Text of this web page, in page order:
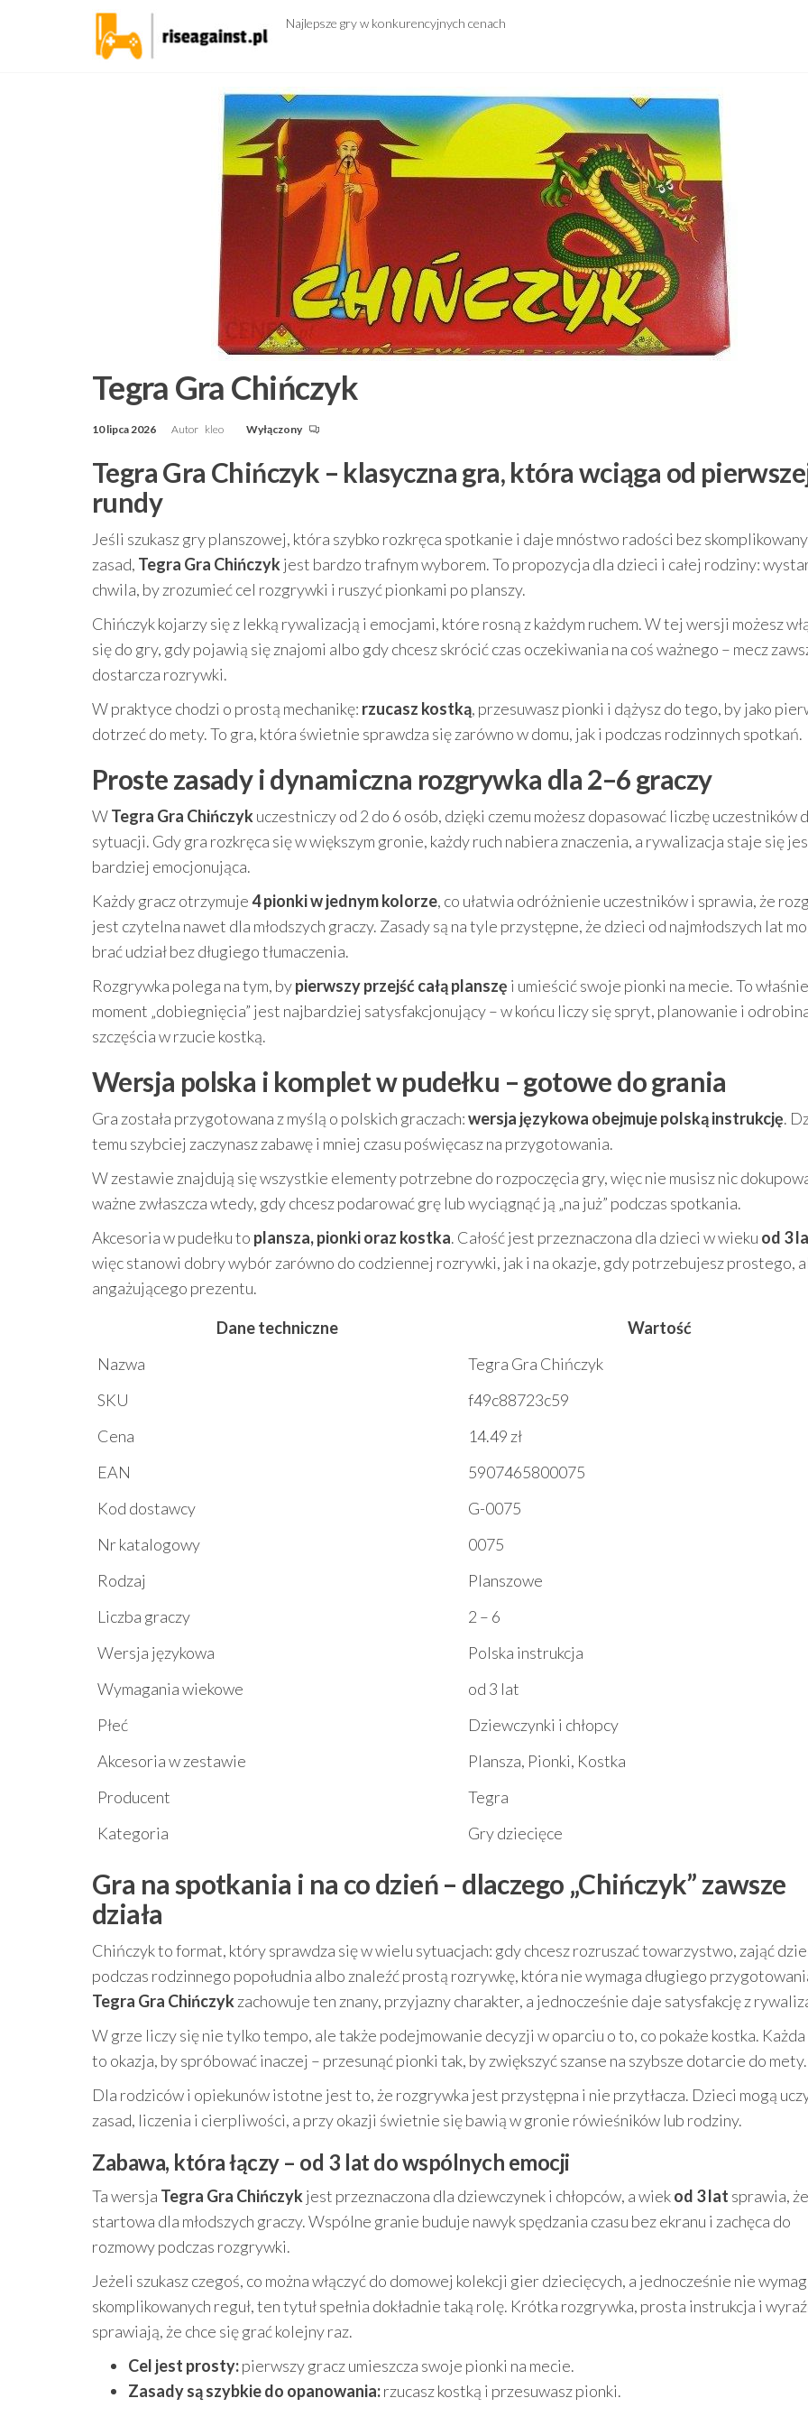
Najlepsze gry w konkurencyjnych cenach
Tegra Gra Chińczyk
10 lipca 2026 Autor kleo Wyłączony
Tegra Gra Chińczyk – klasyczna gra, która wciąga od
rundy
Jeśli szukasz gry planszowej, która szybko rozkręca spotkanie i daje mnóstwo radości bez
zasad, Tegra Gra Chińczykjest bardzo trafnym wyborem. To propozycja dla dzieci i całej rodziny:
chwila, by zrozumieć cel rozgrywki i ruszyć pionkami po planszy.
Chińczyk kojarzy się z lekką rywalizacją i emocjami, które rosną z każdym ruchem. W tej wersji możesz
się do gry, gdy pojawią się znajomi albo gdy chcesz skrócić czas oczekiwania na coś ważnego – mecz
dostarcza rozrywki.
W praktyce chodzi o prostą mechanikę: rzucasz kostką, przesuwasz pionki i dążysz do tego, by jako
dotrzeć do mety. To gra, która świetnie sprawdza się zarówno w domu, jak i podczas rodzinnych spotkań.
Proste zasady i dynamiczna rozgrywka dla 2–6 graczy
WTegra Gra Chińczykuczestniczy od 2 do 6 osób, dzięki czemu możesz dopasować liczbę uczestników
sytuacji. Gdy gra rozkręca się w większym gronie, każdy ruch nabiera znaczenia, a rywalizacja staje się
bardziej emocjonująca.
Każdy gracz otrzymuje4 pionki w jednym kolorze, co ułatwia odróżnienie uczestników i sprawia, że
jest czytelna nawet dla młodszych graczy. Zasady są na tyle przystępne, że dzieci od najmłodszych lat
brać udział bez długiego tłumaczenia.
Rozgrywka polega na tym, bypierwszy przejść całą planszę i umieścić swoje pionki na mecie. To właśnie
moment „dobiegnięcia” jest najbardziej satysfakcjonujący – w końcu liczy się spryt, planowanie i
szczęścia w rzucie kostką.
Wersja polska i komplet w pudełku – gotowe do grania
Gra została przygotowana z myślą o polskich graczach:wersja językowa obejmuje polską instrukcję.
temu szybciej zaczynasz zabawę i mniej czasu poświęcasz na przygotowania.
W zestawie znajdują się wszystkie elementy potrzebne do rozpoczęcia gry, więc nie musisz nic
ważne zwłaszcza wtedy, gdy chcesz podarować grę lub wyciągnąć ją „na już” podczas spotkania.
Akcesoria w pudełku to plansza, pionki oraz kostka. Całość jest przeznaczona dla dzieci w wieku od 3
więc stanowi dobry wybór zarówno do codziennej rozrywki, jak i na okazje, gdy potrzebujesz prostego,
angażującego prezentu.
Dane techniczne
Wartość
Nazwa
Tegra Gra Chińczyk
SKU
f49c88723c59
Cena
14.49 zł
EAN
5907465800075
Kod dostawcy
G-0075
Nr katalogowy
0075
Rodzaj
Planszowe
Liczba graczy
2 – 6
Wersja językowa
Polska instrukcja
Wymagania wiekowe
od 3 lat
Płeć
Dziewczynki i chłopcy
Akcesoria w zestawie
Plansza, Pionki, Kostka
Producent
Tegra
Kategoria
Gry dziecięce
Gra na spotkania i na co dzień – dlaczego „Chińczyk” zawsze
działa
Chińczyk to format, który sprawdza się w wielu sytuacjach: gdy chcesz rozruszać towarzystwo, zająć
podczas rodzinnego popołudnia albo znaleźć prostą rozrywkę, która nie wymaga długiego
Tegra Gra Chińczykzachowuje ten znany, przyjazny charakter, a jednocześnie daje satysfakcję z
W grze liczy się nie tylko tempo, ale także podejmowanie decyzji w oparciu o to, co pokaże kostka. Każda
to okazja, by spróbować inaczej – przesunąć pionki tak, by zwiększyć szanse na szybsze dotarcie do mety.
Dla rodziców i opiekunów istotne jest to, że rozgrywka jest przystępna i nie przytłacza. Dzieci mogą
zasad, liczenia i cierpliwości, a przy okazji świetnie się bawią w gronie rówieśników lub rodziny.
Zabawa, która łączy – od 3 lat do wspólnych emocji
Ta wersja Tegra Gra Chińczykjest przeznaczona dla dziewczynek i chłopców, a wiekod 3 lat sprawia,
startowa dla młodszych graczy. Wspólne granie buduje nawyk spędzania czasu bez ekranu i zachęca do
rozmowy podczas rozgrywki.
Jeżeli szukasz czegoś, co można włączyć do domowej kolekcji gier dziecięcych, a jednocześnie nie
skomplikowanych reguł, ten tytuł spełnia dokładnie taką rolę. Krótka rozgrywka, prosta instrukcja i
sprawiają, że chce się grać kolejny raz.
Cel jest prosty:pierwszy gracz umieszcza swoje pionki na mecie.
Zasady są szybkie do opanowania:rzucasz kostką i przesuwasz pionki.